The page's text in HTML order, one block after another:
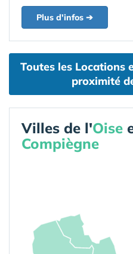
Plus d'infos ➔
Toutes les Locations
proximité
Villes de l'Oise
Compiègne